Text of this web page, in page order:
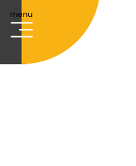
menu